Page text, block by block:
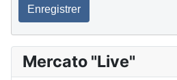
Enregistrer
Mercato "Live"